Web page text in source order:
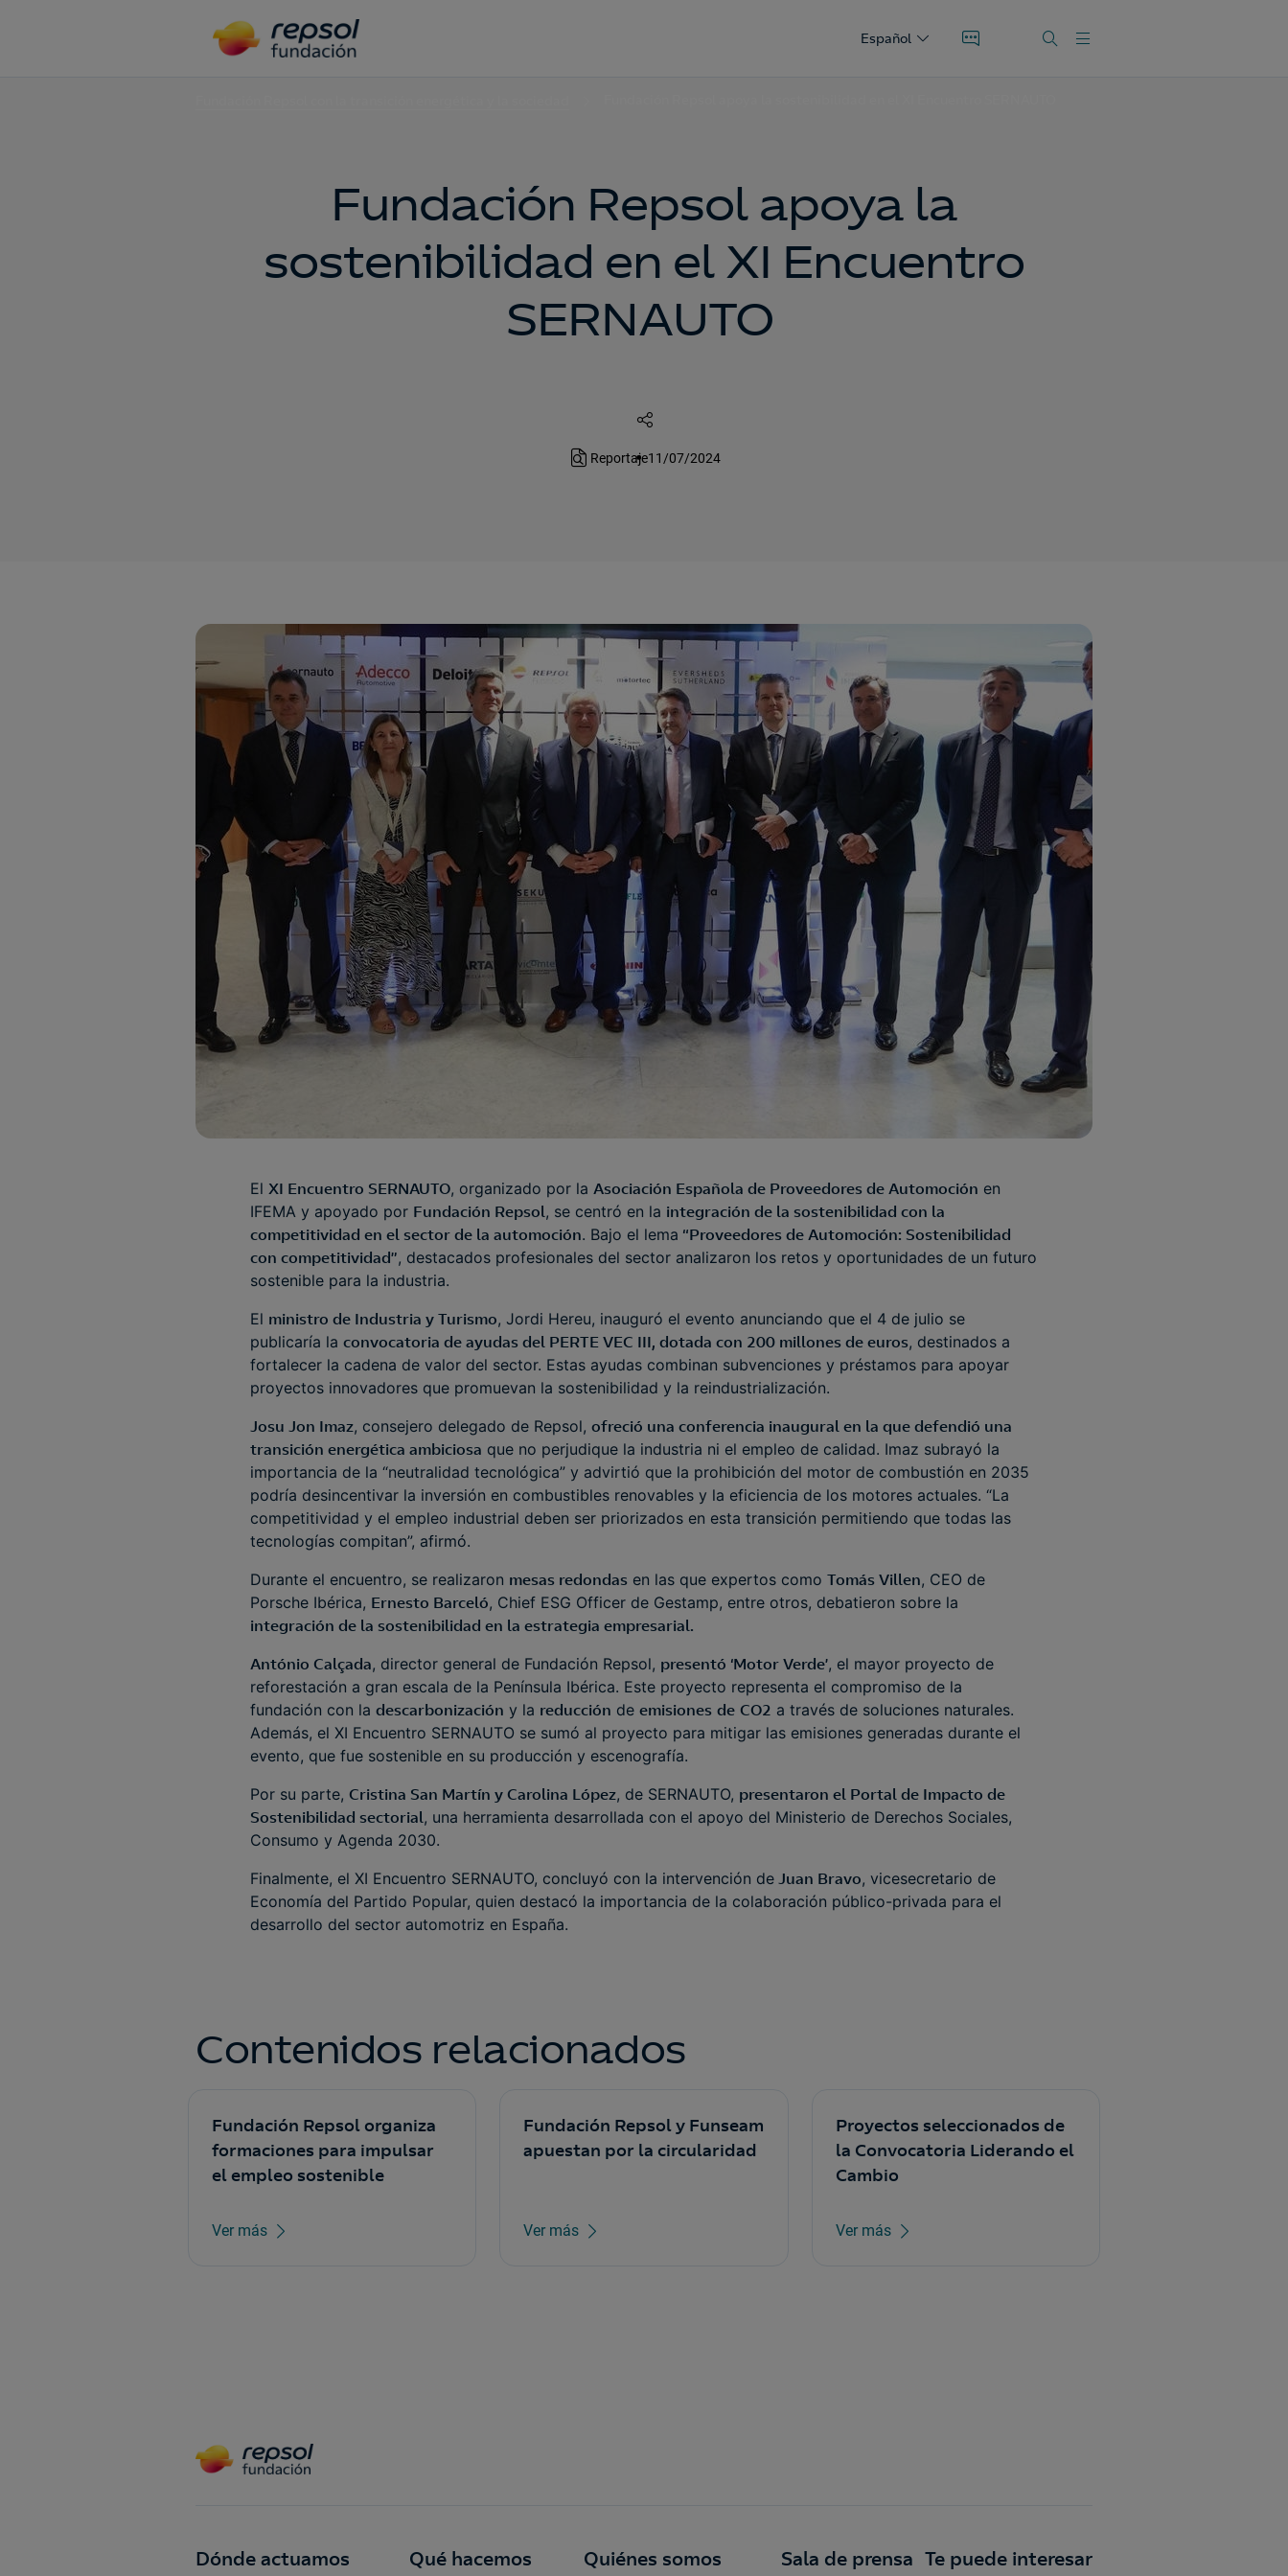
Español
Fundación Repsol apoya la
sostenibilidad en el XI Encuentro
SERNAUTO
Reportaje11/07/2024
El XI Encuentro SERNAUTO, organizado por la Asociación Española de Proveedores de Automoción en
IFEMA y apoyado por Fundación Repsol, se centró en la integración de la sostenibilidad con la
competitividad en el sector de la automoción. Bajo el lema “Proveedores de Automoción: Sostenibilidad
con competitividad”, destacados profesionales del sector analizaron los retos y oportunidades de un futuro
sostenible para la industria.
El ministro de Industria y Turismo, Jordi Hereu, inauguró el evento anunciando que el 4 de julio se
publicaría la convocatoria de ayudas del PERTE VEC III, dotada con 200 millones de euros, destinados a
fortalecer la cadena de valor del sector. Estas ayudas combinan subvenciones y préstamos para apoyar
proyectos innovadores que promuevan la sostenibilidad y la reindustrialización.
Josu Jon Imaz, consejero delegado de Repsol, ofreció una conferencia inaugural en la que defendió una
transición energética ambiciosa que no perjudique la industria ni el empleo de calidad. Imaz subrayó la
importancia de la “neutralidad tecnológica” y advirtió que la prohibición del motor de combustión en 2035
podría desincentivar la inversión en combustibles renovables y la eficiencia de los motores actuales. “La
competitividad y el empleo industrial deben ser priorizados en esta transición permitiendo que todas las
tecnologías compitan”, afirmó.
Durante el encuentro, se realizaron mesas redondas en las que expertos como Tomás Villen, CEO de
Porsche Ibérica, Ernesto Barceló, Chief ESG Officer de Gestamp, entre otros, debatieron sobre la
integración de la sostenibilidad en la estrategia empresarial.
António Calçada, director general de Fundación Repsol, presentó ‘Motor Verde’, el mayor proyecto de
reforestación a gran escala de la Península Ibérica. Este proyecto representa el compromiso de la
fundación con la descarbonización y la reducción de emisiones de CO2 a través de soluciones naturales.
Además, el XI Encuentro SERNAUTO se sumó al proyecto para mitigar las emisiones generadas durante el
evento, que fue sostenible en su producción y escenografía.
Por su parte, Cristina San Martín y Carolina López, de SERNAUTO, presentaron el Portal de Impacto de
Sostenibilidad sectorial, una herramienta desarrollada con el apoyo del Ministerio de Derechos Sociales,
Consumo y Agenda 2030.
Finalmente, el XI Encuentro SERNAUTO, concluyó con la intervención de Juan Bravo, vicesecretario de
Economía del Partido Popular, quien destacó la importancia de la colaboración público-privada para el
desarrollo del sector automotriz en España.
Contenidos relacionados
Fundación Repsol organiza
formaciones para impulsar
el empleo sostenible
Ver más
Fundación Repsol y Funseam
apuestan por la circularidad
Ver más
Proyectos seleccionados de
la Convocatoria Liderando el
Cambio
Ver más
Dónde actuamos Qué hacemos Quiénes somos Sala de prensa Te puede interesar